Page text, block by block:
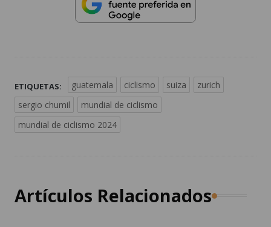
ETIQUETAS: guatemala ciclismo suiza
zurich
sergio chumil
mundial de ciclismo
mundial de ciclismo 2024
Artículos Relacionados